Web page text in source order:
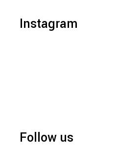
Instagram
Follow us